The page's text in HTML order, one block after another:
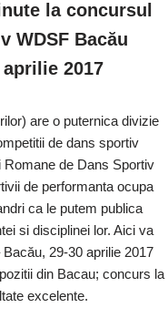
k
ă
la concursul
WDSF Bacău
aprilie 2017
are o puternica divizie
de dans sportiv
Romane de Dans Sportiv
de performanta ocupa
ca le putem publica
si disciplinei lor. Aici va
29-30 aprilie 2017
din Bacau; concurs la
excelente.